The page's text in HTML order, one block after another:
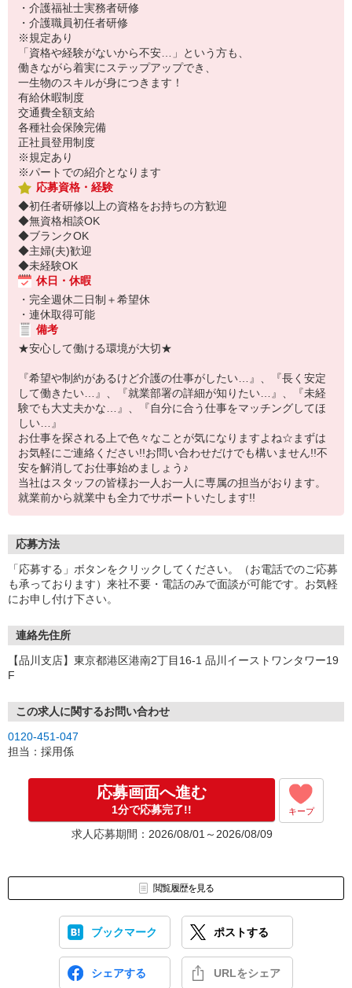
・介護福祉士実務者研修
・介護職員初任者研修
※規定あり
「資格や経験がないから不安…」という方も、
働きながら着実にステップアップでき、
一生物のスキルが身につきます！
有給休暇制度
交通費全額支給
各種社会保険完備
正社員登用制度
※規定あり
※パートでの紹介となります
応募資格・経験
◆初任者研修以上の資格をお持ちの方歓迎
◆無資格相談OK
◆ブランクOK
◆主婦(夫)歓迎
◆未経験OK
休日・休暇
・完全週休二日制＋希望休
・連休取得可能
備考
★安心して働ける環境が大切★
『希望や制約があるけど介護の仕事がしたい…』、『長く安定
して働きたい…』、『就業部署の詳細が知りたい…』、『未経
験でも大丈夫かな…』、『自分に合う仕事をマッチングしてほ
しい…』
お仕事を探される上で色々なことが気になりますよね☆まずは
お気軽にご連絡ください!!お問い合わせだけでも構いません!!不
安を解消してお仕事始めましょう♪
当社はスタッフの皆様お一人お一人に専属の担当がおります。
就業前から就業中も全力でサポートいたします!!
応募方法
「応募する」ボタンをクリックしてください。（お電話でのご応募
も承っております）来社不要・電話のみで面談が可能です。お気軽
にお申し付け下さい。
連絡先住所
【品川支店】東京都港区港南2丁目16-1 品川イーストワンタワー19
F
この求人に関するお問い合わせ
0120-451-047
担当：採用係
応募画面へ進む
1分で応募完了!! キープ
求人応募期間：2026/08/01～2026/08/09
閲覧履歴を見る
ブックマーク ポストする
シェアする URLをシェア